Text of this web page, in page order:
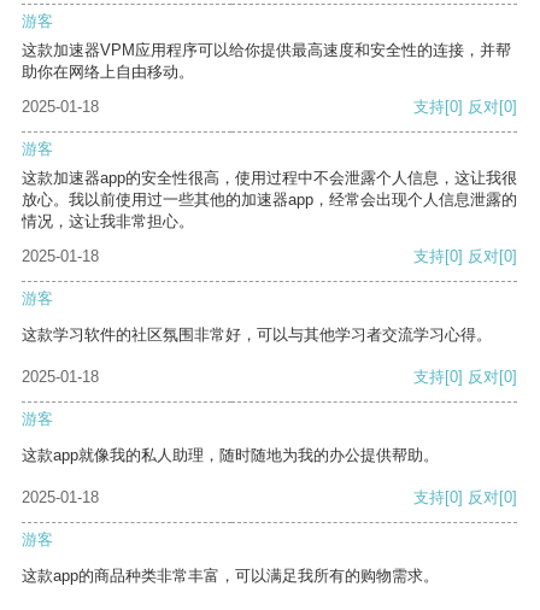
游客
这款加速器VPM应用程序可以给你提供最高速度和安全性的连接，并帮
助你在网络上自由移动。
2025-01-18
支持[0] 反对[0]
游客
这款加速器app的安全性很高，使用过程中不会泄露个人信息，这让我很
放心。我以前使用过一些其他的加速器app，经常会出现个人信息泄露的
情况，这让我非常担心。
2025-01-18
支持[0] 反对[0]
游客
这款学习软件的社区氛围非常好，可以与其他学习者交流学习心得。
2025-01-18 支持[0] 反对[0]
游客
这款app就像我的私人助理，随时随地为我的办公提供帮助。
2025-01-18 支持[0] 反对[0]
游客
这款app的商品种类非常丰富，可以满足我所有的购物需求。